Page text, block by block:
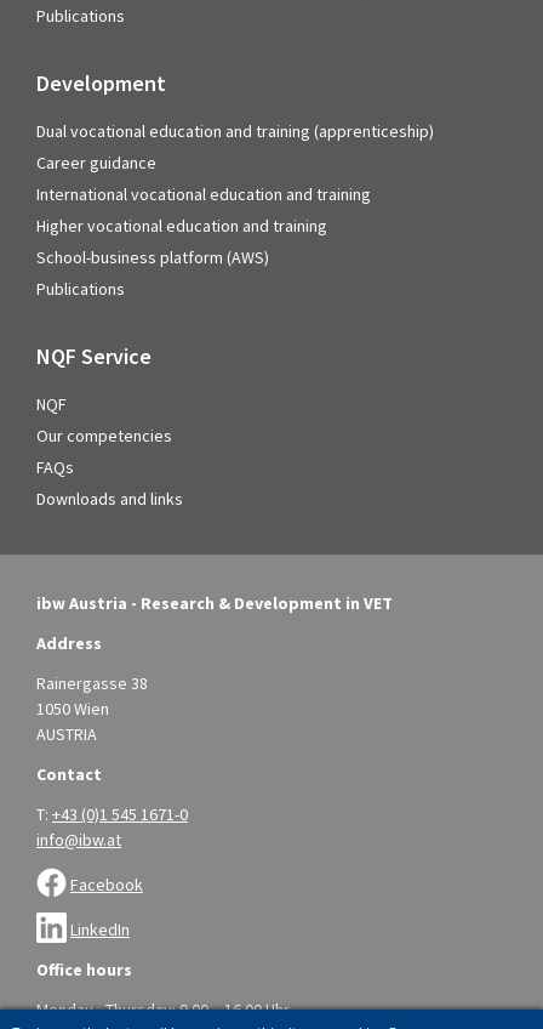
Publications
Development
Dual vocational education and training (apprenticeship)
Career guidance
International vocational education and training
Higher vocational education and training
School-business platform (AWS)
Publications
NQF Service
NQF
Our competencies
FAQs
Downloads and links
ibw Austria - Research & Development in VET
Address
Rainergasse 38
1050 Wien
AUSTRIA
Contact
T: +43 (0)1 545 1671-0
info@ibw.at
Facebook
LinkedIn
Office hours
Monday - Thursday: 9.00 – 16.00 Uhr